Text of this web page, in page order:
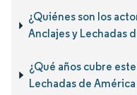
¿Quiénes son los
Anclajes y Lechadas
¿Qué años cubre
Lechadas de